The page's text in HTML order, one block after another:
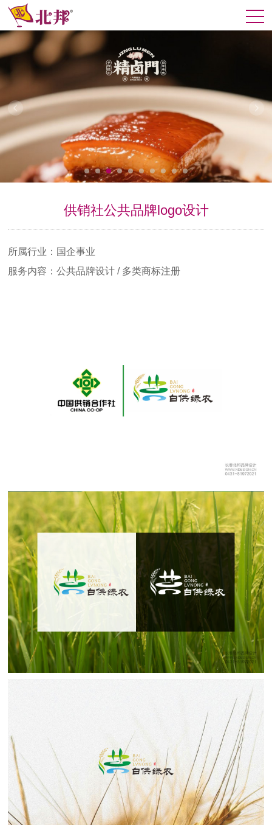
供销社公共品牌logo设计
所属行业：国企事业
服务内容：公共品牌设计 / 多类商标注册